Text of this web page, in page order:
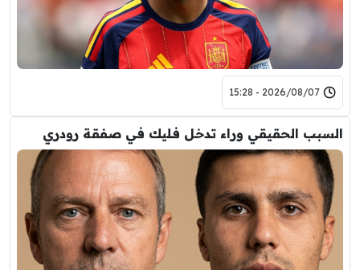
2026/08/07 - 15:28
السبب الحقيقي وراء تدخل فليك في صفقة رودري